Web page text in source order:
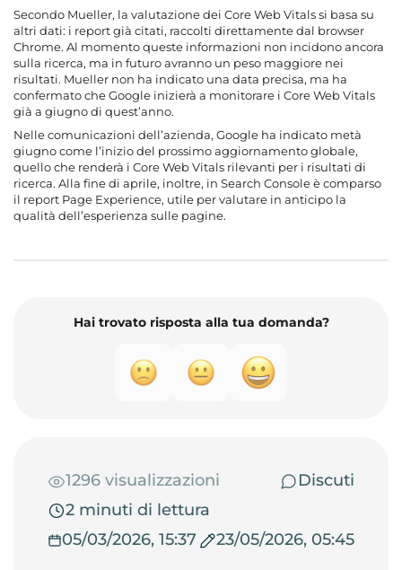
Secondo Mueller, la valutazione dei Core Web Vitals si basa su
altri dati: i report già citati, raccolti direttamente dal browser
Chrome. Al momento queste informazioni non incidono ancora
sulla ricerca, ma in futuro avranno un peso maggiore nei
risultati. Mueller non ha indicato una data precisa, ma ha
confermato che Google inizierà a monitorare i Core Web Vitals
già a giugno di quest’anno.
Nelle comunicazioni dell’azienda, Google ha indicato metà
giugno come l’inizio del prossimo aggiornamento globale,
quello che renderà i Core Web Vitals rilevanti per i risultati di
ricerca. Alla fine di aprile, inoltre, in Search Console è comparso
il report Page Experience, utile per valutare in anticipo la
qualità dell’esperienza sulle pagine.
Hai trovato risposta alla tua domanda?
1296 visualizzazioni
Discuti
2 minuti di lettura
05/03/2026, 15:37
23/05/2026, 05:45